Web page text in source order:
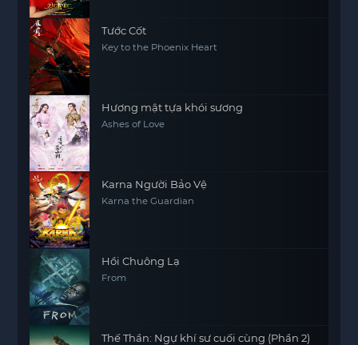
Tước Cốt
Key to the Phoenix Heart
Hương mật tựa khói sương
Ashes of Love
Karna Người Bảo Vệ
Karna the Guardian
Hồi Chuông Lạ
From
Thế Thần: Ngự khí sư cuối cùng (Phần 2)